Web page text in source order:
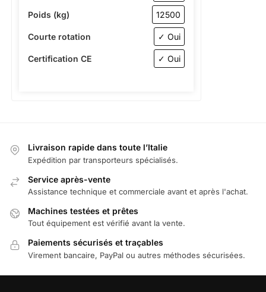
Poids (kg) 12500
Courte rotation ✓ Oui
Certification CE ✓ Oui
Livraison rapide dans toute l’Italie
Expédition par transporteurs spécialisés.
Service après-vente
Assistance technique et commerciale avant et après l'achat.
Machines testées et prêtes
Tout équipement est vérifié avant la vente.
Paiements sécurisés et traçables
Virement bancaire, PayPal ou autres méthodes sécurisées.